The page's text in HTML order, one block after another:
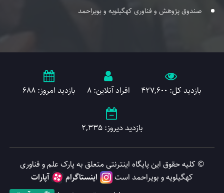
صندوق پژوهش و فناوری کهگیلویه و بویراحمد
بازدید کل: 427,600 افراد آنلاین: 8 بازدید امروز: 688
بازدید دیروز: 2,335
© کلیه حقوق این پایگاه اینترنتی متعلق به پارک علم و فناوری
کهگیلویه و بویراحمد است
اینستاگرام
آپارات